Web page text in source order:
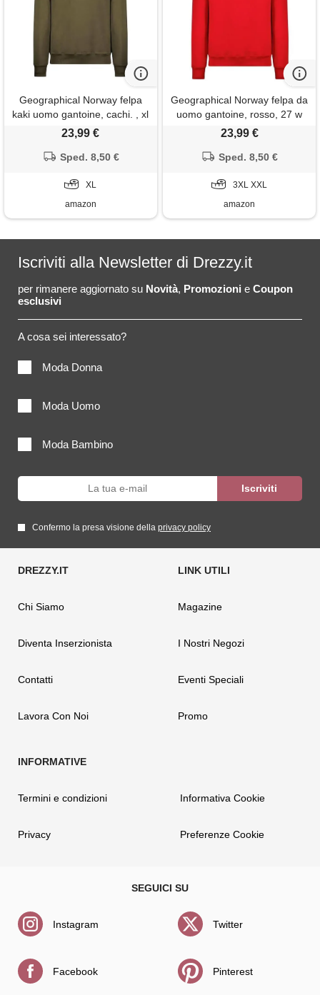
Geographical Norway felpa
kaki uomo gantoine, cachi. , xl
23,99 €
Sped. 8,50 €
XL
amazon
Geographical Norway felpa da
uomo gantoine, rosso, 27 w
23,99 €
Sped. 8,50 €
3XL XXL
amazon
Iscriviti alla Newsletter di Drezzy.it
per rimanere aggiornato su Novità, Promozioni e Coupon
esclusivi
A cosa sei interessato?
Moda Donna
Moda Uomo
Moda Bambino
Confermo la presa visione della privacy policy
Chi Siamo
Diventa Inserzionista
Contatti
Lavora Con Noi
Magazine
I Nostri Negozi
Eventi Speciali
Promo
Termini e condizioni
Privacy
Informativa Cookie
Preferenze Cookie
Instagram
Facebook
Twitter
Pinterest